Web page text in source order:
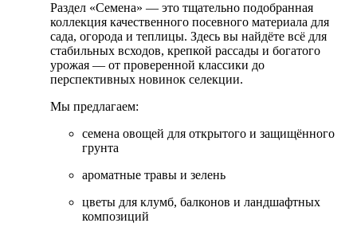
Раздел «Семена» — это тщательно подобранная
коллекция качественного посевного материала для
сада, огорода и теплицы. Здесь вы найдёте всё для
стабильных всходов, крепкой рассады и богатого
урожая — от проверенной классики до
перспективных новинок селекции.
Мы предлагаем:
семена овощей для открытого и защищённого
грунта
ароматные травы и зелень
цветы для клумб, балконов и ландшафтных
композиций